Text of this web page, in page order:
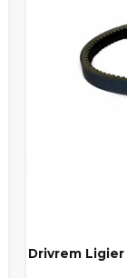
Drivrem Ligier